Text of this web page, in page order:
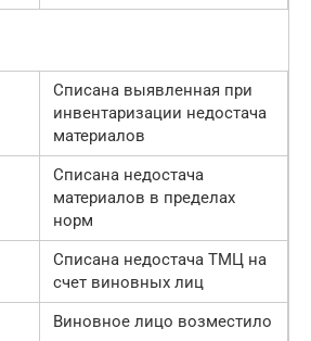
Списана выявленная при
инвентаризации недостача
материалов
Списана недостача
материалов в пределах
норм
Списана недостача ТМЦ на
счет виновных лиц
Виновное лицо возместило